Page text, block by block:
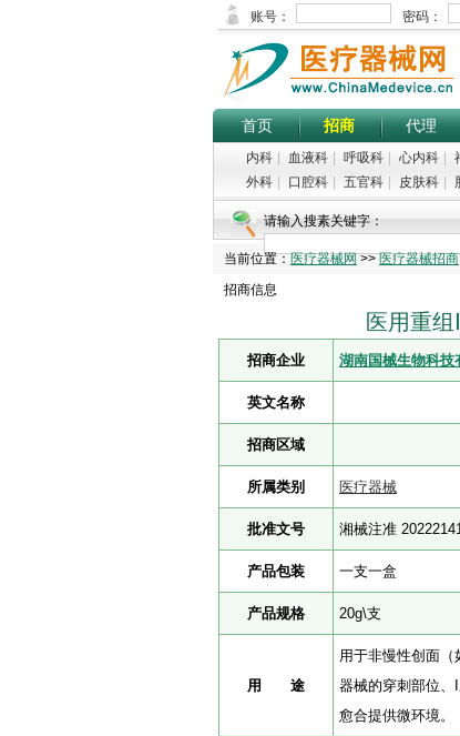
首页 招商 代理
内科 血液科 呼吸科 心内科
外科
口腔科 五官科 皮肤科
请输入搜素关键字：
当前位置：医疗器械网>>医疗器械招商
招商信息
医用重
招商企业 湖南国械生物科技
英文名称
招商区域
所属类别 医疗器械
批准文号 湘械注准
产品包装 一支一盒
产品规格 20g\支
用 途
用于非慢性创面（
器械的穿刺部位
愈合提供微环境。